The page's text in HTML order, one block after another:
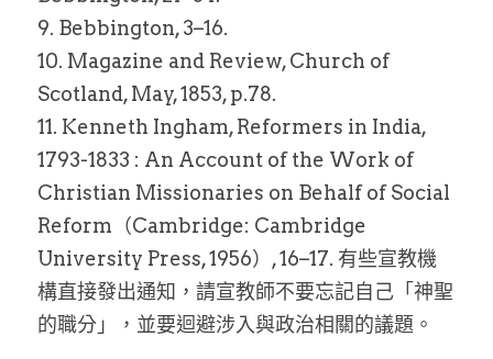
9. Bebbington, 3–16.
10. Magazine and Review, Church of
Scotland, May, 1853, p.78.
11. Kenneth Ingham, Reformers in India,
1793-1833 : An Account of the Work of
Christian Missionaries on Behalf of Social
Reform（Cambridge: Cambridge
University Press, 1956）, 16–17. 有些宣教機
構直接發出通知，請宣教師不要忘記自己「神聖
的職分」，並要迴避涉入與政治相關的議題。